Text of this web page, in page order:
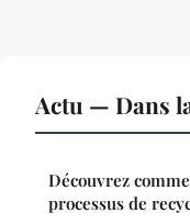
Actu — Dans
Découvrez
processus de